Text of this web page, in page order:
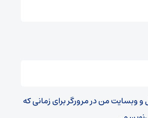
و وبسایت من در مرورگر برای زمانی که